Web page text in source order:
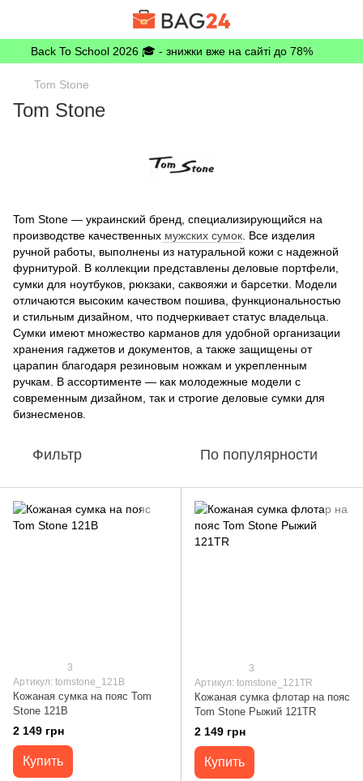
Back To School 2026 🎓 - знижки вже на сайті до 78%
Tom Stone
Tom Stone
Tom Stone — украинский бренд, специализирующийся на
производстве качественных мужских сумок . Все изделия
ручной работы, выполнены из натуральной кожи с надежной
фурнитурой. В коллекции представлены деловые портфели,
сумки для ноутбуков, рюкзаки, саквояжи и барсетки. Модели
отличаются высоким качеством пошива, функциональностью
и стильным дизайном, что подчеркивает статус владельца.
Сумки имеют множество карманов для удобной организации
хранения гаджетов и документов, а также защищены от
царапин благодаря резиновым ножкам и укрепленным
ручкам. В ассортименте — как молодежные модели с
современным дизайном, так и строгие деловые сумки для
бизнесменов.
Фильтр По популярности
3
Артикул: tomstone_121B
Кожаная сумка на пояс Tom
Stone 121B
2 149 грн
Купить
3
Артикул: tomstone_121TR
Кожаная сумка флотар на пояс
Tom Stone Рыжий 121TR
2 149 грн
Купить